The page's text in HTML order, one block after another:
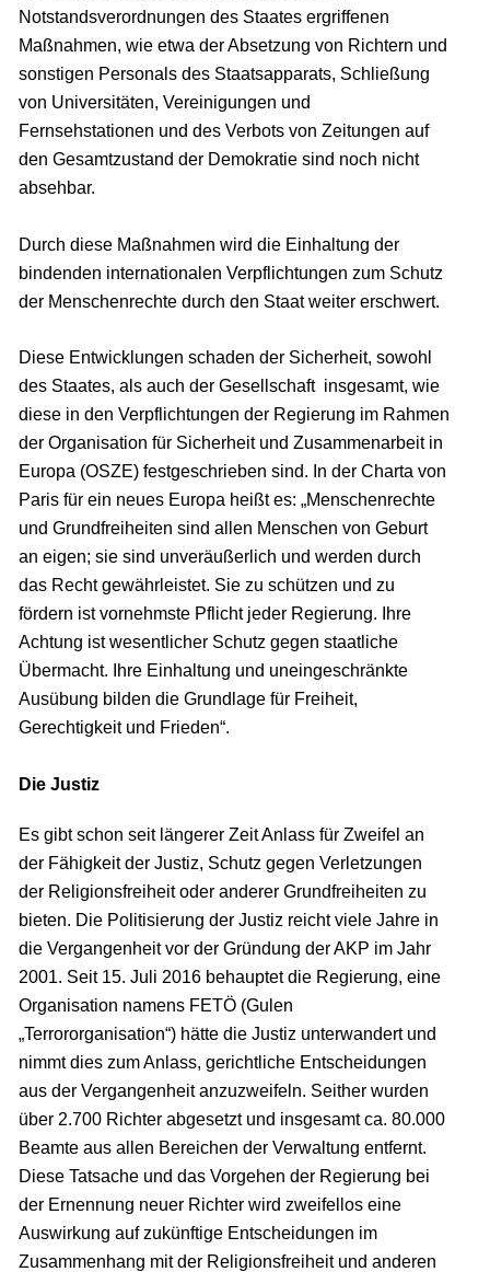
Notstandsverordnungen des Staates ergriffenen
Maßnahmen, wie etwa der Absetzung von Richtern und
sonstigen Personals des Staatsapparats, Schließung
von Universitäten, Vereinigungen und
Fernsehstationen und des Verbots von Zeitungen auf
den Gesamtzustand der Demokratie sind noch nicht
absehbar.
Durch diese Maßnahmen wird die Einhaltung der
bindenden internationalen Verpflichtungen zum Schutz
der Menschenrechte durch den Staat weiter erschwert.
Diese Entwicklungen schaden der Sicherheit, sowohl
des Staates, als auch der Gesellschaft insgesamt, wie
diese in den Verpflichtungen der Regierung im Rahmen
der Organisation für Sicherheit und Zusammenarbeit in
Europa (OSZE) festgeschrieben sind. In der Charta von
Paris für ein neues Europa heißt es: „Menschenrechte
und Grundfreiheiten sind allen Menschen von Geburt
an eigen; sie sind unveräußerlich und werden durch
das Recht gewährleistet. Sie zu schützen und zu
fördern ist vornehmste Pflicht jeder Regierung. Ihre
Achtung ist wesentlicher Schutz gegen staatliche
Übermacht. Ihre Einhaltung und uneingeschränkte
Ausübung bilden die Grundlage für Freiheit,
Gerechtigkeit und Frieden“.
Die Justiz
Es gibt schon seit längerer Zeit Anlass für Zweifel an
der Fähigkeit der Justiz, Schutz gegen Verletzungen
der Religionsfreiheit oder anderer Grundfreiheiten zu
bieten. Die Politisierung der Justiz reicht viele Jahre in
die Vergangenheit vor der Gründung der AKP im Jahr
2001. Seit 15. Juli 2016 behauptet die Regierung, eine
Organisation namens FETÖ (Gulen
„Terrororganisation“) hätte die Justiz unterwandert und
nimmt dies zum Anlass, gerichtliche Entscheidungen
aus der Vergangenheit anzuzweifeln. Seither wurden
über 2.700 Richter abgesetzt und insgesamt ca. 80.000
Beamte aus allen Bereichen der Verwaltung entfernt.
Diese Tatsache und das Vorgehen der Regierung bei
der Ernennung neuer Richter wird zweifellos eine
Auswirkung auf zukünftige Entscheidungen im
Zusammenhang mit der Religionsfreiheit und anderen